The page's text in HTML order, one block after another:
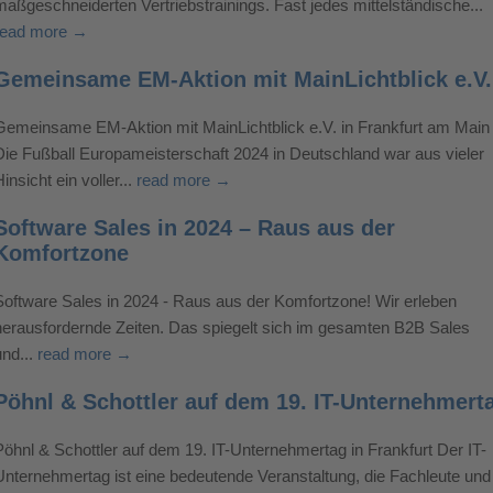
Vertriebstrainings. Fast jedes mittelständische...
more →
EM-Aktion mit MainLichtblick e.V.
EM-Aktion mit MainLichtblick e.V. in Frankfurt am Main
Fußball Europameisterschaft 2024 in Deutschland war aus vieler
ein voller... read more →
Sales in 2024 – Raus aus der
Sales in 2024 - Raus aus der Komfortzone! Wir erleben
Zeiten. Das spiegelt sich im gesamten B2B Sales
read more →
& Schottler auf dem 19. IT-
& Schottler auf dem 19. IT-Unternehmertag in Frankfurt Der IT-
ist eine bedeutende Veranstaltung, die Fachleute und